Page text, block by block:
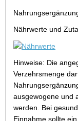
Nährwerte und
Hinweise: Die
Verzehrsmenge
ausgewogene und
werden. Bei
Einnahme sollte